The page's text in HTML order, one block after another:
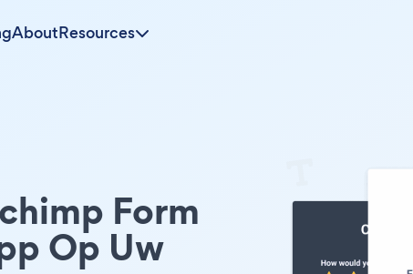
AboutResources
Form
Op Uw